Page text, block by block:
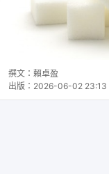
撰文： 賴卓盈
出版： 2026-06-02 23:13